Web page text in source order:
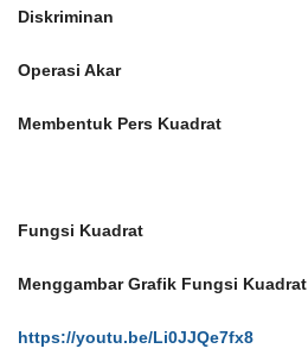
Diskriminan
Operasi Akar
Membentuk Pers Kuadrat
Fungsi Kuadrat
Menggambar Grafik Fungsi Kuadrat
https://youtu.be/Li0JJQe7fx8